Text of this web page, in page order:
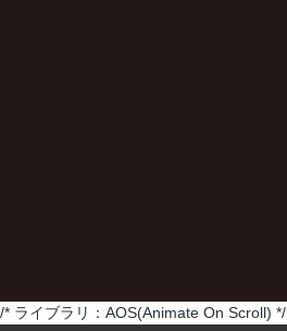
/* ライブラリ：AOS(Animate On Scroll) */